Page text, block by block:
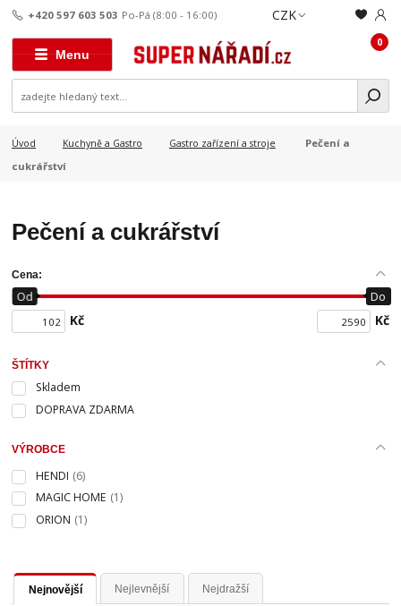
Menu
CZK
+420 597 603 503 Po-Pá (8:00 - 16:00)
0
Úvod Kuchyně a Gastro Gastro zařízení a stroje
Pečení a
cukrářství
Pečení a cukrářství
Cena:
Kč
Od Do
Kč
ŠTÍTKY
Skladem
DOPRAVA ZDARMA
VÝROBCE
HENDI (6)
MAGIC HOME (1)
ORION (1)
Nejnovější Nejlevnější Nejdražší